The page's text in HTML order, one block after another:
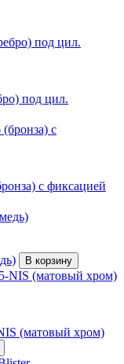
под цил.
с фиксацией
В корзину
(матовый хром)